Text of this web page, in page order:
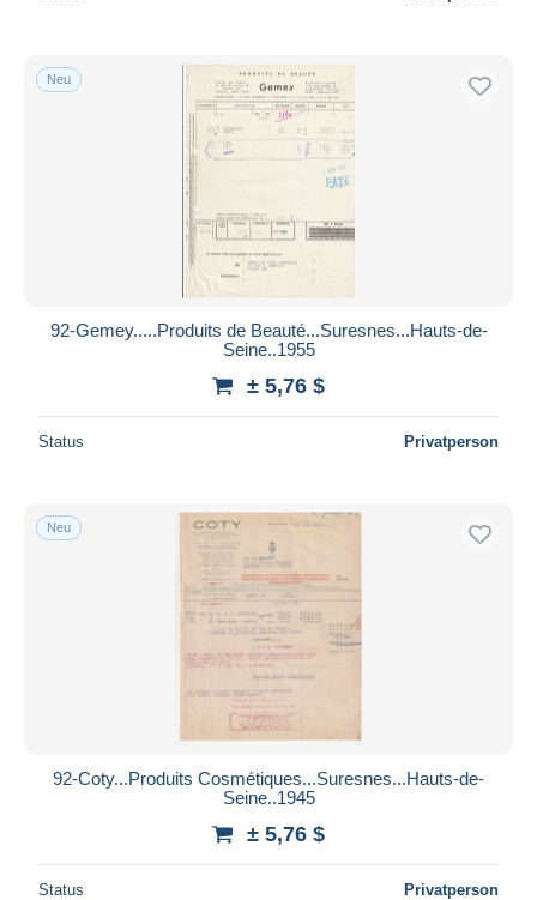
Kostenloser Versand
Zahlungsmethoden
Banküberweisung
Mastercard
Gesamte Auswahl aufheben
Wohnsitz des Verkäufers
Übernehmen
Neu
92-Gemey.....Produits de Beauté...Suresnes...Hauts-de-
Seine..1955
± 5,76 $
Status Privatperson
Neu
92-Coty...Produits Cosmétiques...Suresnes...Hauts-de-
Seine..1945
± 5,76 $
Status Privatperson